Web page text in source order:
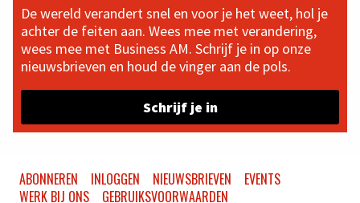
De wereld verandert snel en voor je het weet, hol je
achter de feiten aan. Wees mee met verandering,
wees mee met Business AM. Schrijf je in op onze
nieuwsbrieven en houd de vinger aan de pols.
Schrijf je in
ABONNEREN INLOGGEN NIEUWSBRIEVEN
EVENTS
WERK BIJ ONS
GEBRUIKSVOORWAARDEN